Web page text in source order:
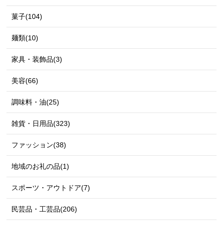
菓子(104)
麺類(10)
家具・装飾品(3)
美容(66)
調味料・油(25)
雑貨・日用品(323)
ファッション(38)
地域のお礼の品(1)
スポーツ・アウトドア(7)
民芸品・工芸品(206)